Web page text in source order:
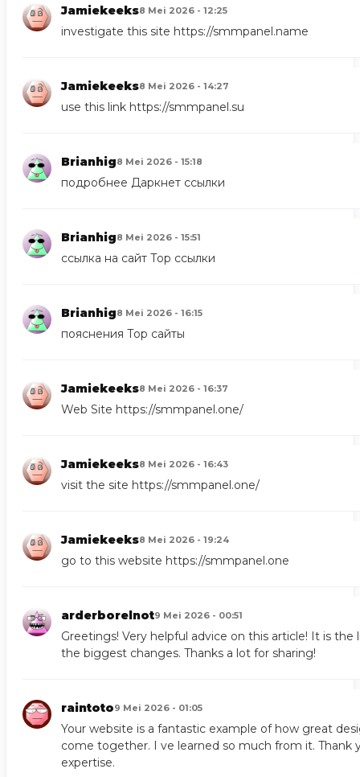
Jamiekeeks8 Mei 2026 - 12:25
investigate this site https://smmpanel.name
Jamiekeeks8 Mei 2026 - 14:27
use this link https://smmpanel.su
Brianhig8 Mei 2026 - 15:18
подробнее Даркнет ссылки
Brianhig8 Mei 2026 - 15:51
ссылка на сайт Тор ссылки
Brianhig8 Mei 2026 - 16:15
пояснения Тор сайты
Jamiekeeks8 Mei 2026 - 16:37
Web Site https://smmpanel.one/
Jamiekeeks8 Mei 2026 - 16:43
visit the site https://smmpanel.one/
Jamiekeeks8 Mei 2026 - 19:24
go to this website https://smmpanel.one
arderborelnot9 Mei 2026 - 00:51
Greetings! Very helpful advice on this article! It is
the biggest changes. Thanks a lot for sharing!
raintoto9 Mei 2026 - 01:05
Your website is a fantastic example of how great
come together. I ve learned so much from it. Thank
expertise.